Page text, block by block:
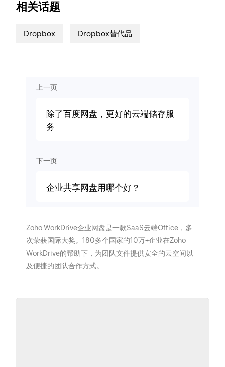
相关话题
Dropbox Dropbox替代品
上一页
除了百度网盘，更好的云端储存服
务
下一页
企业共享网盘用哪个好？
Zoho WorkDrive企业网盘是一款SaaS云端Office，多
次荣获国际大奖。180多个国家的10万+企业在Zoho
WorkDrive的帮助下，为团队文件提供安全的云空间以
及便捷的团队合作方式。